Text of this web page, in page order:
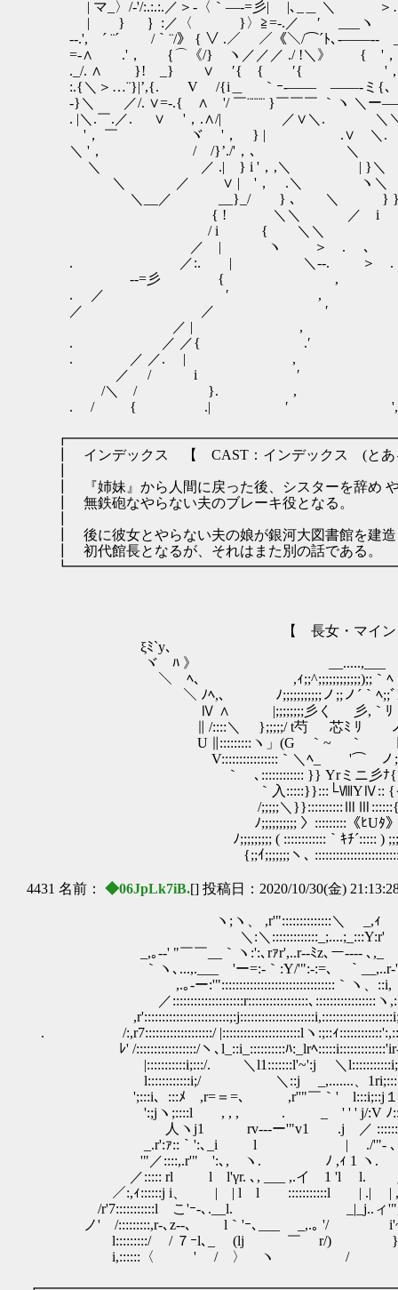
| マ_〉/-'/:.:.:.／＞-〈｀―‐=彡| |､_＿ ＼
| } ｝:／〈 }〉≧=-.／ ′ ___ヽ
-‐.', ´ ¨´ /｀¨/》 { ∨ .／ ／《＼/⌒´ﾄ､
=-∧ .'， ｛⌒《/} ヽ／／／ ./
._/. ∧ }! _} ∨ ′{ {
:.{＼＞…¨}|’,{. V /{i＿ ｀ｰ‐――
-}＼ ／/. ∨=-.{ ∧ゞ'/ ￣¨¨¨¨ }￣￣￣ ｀ヽ
. |＼.￣.／. ∨ '，.∧/| ／∨＼. ＼
'， ￣ ヾ '， } | .∨
＼ '， / /}’./'，､
＼ ／ .| } i '，,＼ | }＼ /
＼ ／ ∨ | '， .＼ ヽ＼
＼__／ __}_/ } ､ ＼
{ ! ＼＼ ／ i
/ i { ＼＼
／ | ヽ ＞ . ､
. ／:. | ＼-‐. ＞ .
--=彡 { , ＞､{
. ／ ′ , } .{
／ ／ ′ | ＼､＿
／ | , / .＼
. ／ ／{ .′ /{
. ／ ／. | , {
／ / i ′
/＼ / }. , ',
. / { .| ′ ',.
┃ インデックス 【 CAST：インデックス (と
┃ 『姉妹』から人間に戻った後、シスターを辞
┃ 無鉄砲なやらない夫のブ
┃ 後に彼女とやらない夫の娘が銀河
┃ 初代館長となるが、それはまた
【 長女・マイン
ξﾐ`y､ ,､
ヾ ﾊ 》
＼ ﾍ、 ,ｨ;;^;;;;;;;;;;;;);;
＼ ﾉﾍ,、 ﾉ;;;;;;;;;;;ノ;;ノ´｀ﾍ;;
Ⅳ ∧ |;;;;;;;;彡く 彡,｀ﾘ
∥ /::::＼ };;;;;/ t芍 芯ﾐ ﾘ ノ
U ∥:::::::::ヽ」(G ｀~ ｀ ﾄ》 ノ
V::::::::::::::::｀＼ﾍ_ '⌒ ノ
｀ゝ､:::::::::::: }} Yrミニ彡ﾅ
｀入:::::}}:::└ⅧYⅣ::
/;;;;;＼}}::::::::::ⅢⅢ::::::{{ｨ
ﾉ;;;;;;;;;; 〉:::::::::《ﾋUﾀ》::: {
ﾉ;;;;;;;;; ( ::::::::::::｀ｷﾁ´::::: )
{;;ｲ;;;;;;;ヽ､ ::::::::::::::::::::::::ノ
4431 名前： ◆06JpLk7iB.[] 投稿日：2020/10/30(金)
ヽ;ヽ、 ,r'"::::::::::::::＼ _,ｨ
＼:＼:::::::::::::_;....;_:::Y:r'
_,｡-‐' "￣￣__｀ヽ:':､rｧr',..r‐-ﾐz､ー‐‐‐- ､,_
｀ヽ､...,.___ 'ー=:-｀:Y/'":-:=､ ｀
,.｡-ー:'"::::::::::::::::::::::::::::::::｀ヽ、::i,
／::::::::::::::::::::r:::::::::::::::::､:::::::::::::::::ヽ
. /:,r7:::::::::::::::::::/ |::::::::::::::::::::::lヽ:;::ｨ
ﾚ' /:::::::::::::::::/ヽ､l_::i_::::::::::ﾊ:_lrﾍ:::::i:::::::::::::'ir-
|:::::::::::i;:::/. ＼l1:::::::l'~':j ＼
l::::::::::::i;/ ＼::j _,.......、
';:::i、:::ﾒ ,r=＝=､ ,r''"￣｀' l:::i;::j１
':;jヽ;::::l , , , . _ ' ' ' j/:V ﾉ::::､
人ヽj1 rv--‐ー'"v1 .j ／ :::::::＼ｰ
_.r':ｧ::｀':､_i l | ./'"- ､
'"／::::,.r'" ':､, ヽ. ﾉ ,ｨ 1 ヽ. ｀ヽ;
／::::: rl l l'γr. ､, ___ ,.イ 1 'l l. jﾍ、
／:,ｨ::::::j i、 | | l l :::::::::::l | .| | ,r-‐'"(
/r'7:::::::::::l こ'ｰ-､.__l. _|_j..ィ'",r～_ｨ
ノ' /:::::::::,r-､z--､ l｀'ｰ､___ _,.｡ '/
l:::::::::/ / ７ｰl､_ (lj ￣ r/) }
i,::::::〈 ' / 〉 ヽ / く